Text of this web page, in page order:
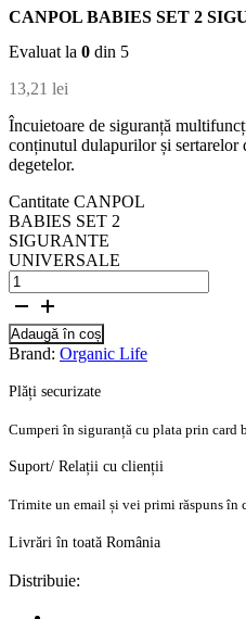
CANPOL BABIES SET 2
Evaluat la 0 din 5
13,21 lei
Încuietoare de siguranță
conținutul dulapurilor și
degetelor.
Cantitate CANPOL
BABIES SET 2
SIGURANTE
UNIVERSALE
Adaugă în coș
Brand: Organic Life
Plăți securizate
Cumperi în siguranță cu plata prin card
Suport/ Relații cu clienții
Trimite un email și vei primi răspuns în
Livrări în toată România
Distribuie: